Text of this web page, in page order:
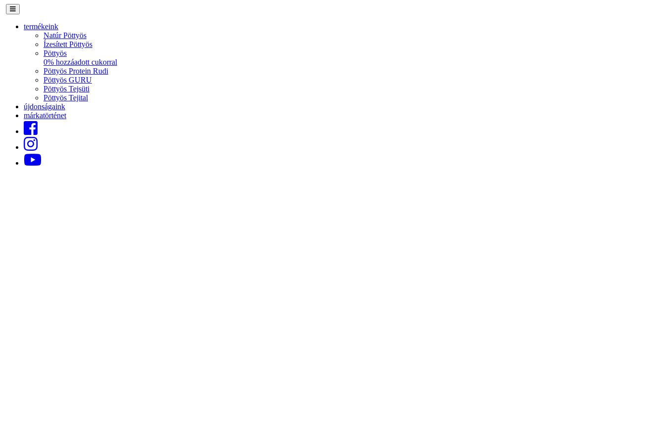
termékeink
Natúr Pöttyös
Ízesített Pöttyös
Pöttyös
0% hozzáadott cukorral
Pöttyös Protein Rudi
Pöttyös GURU
Pöttyös Tejsüti
Pöttyös Tejital
újdonságaink
márkatörténet